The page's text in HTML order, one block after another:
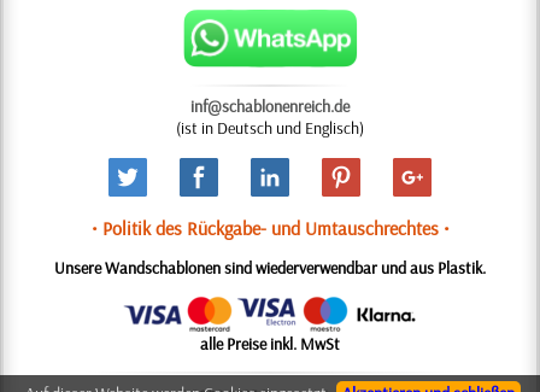
inf@schablonenreich.de
(ist in Deutsch und Englisch)
• Politik des Rückgabe- und Umtauschrechtes •
Unsere Wandschablonen sind wiederverwendbar und aus Plastik.
alle Preise inkl. MwSt